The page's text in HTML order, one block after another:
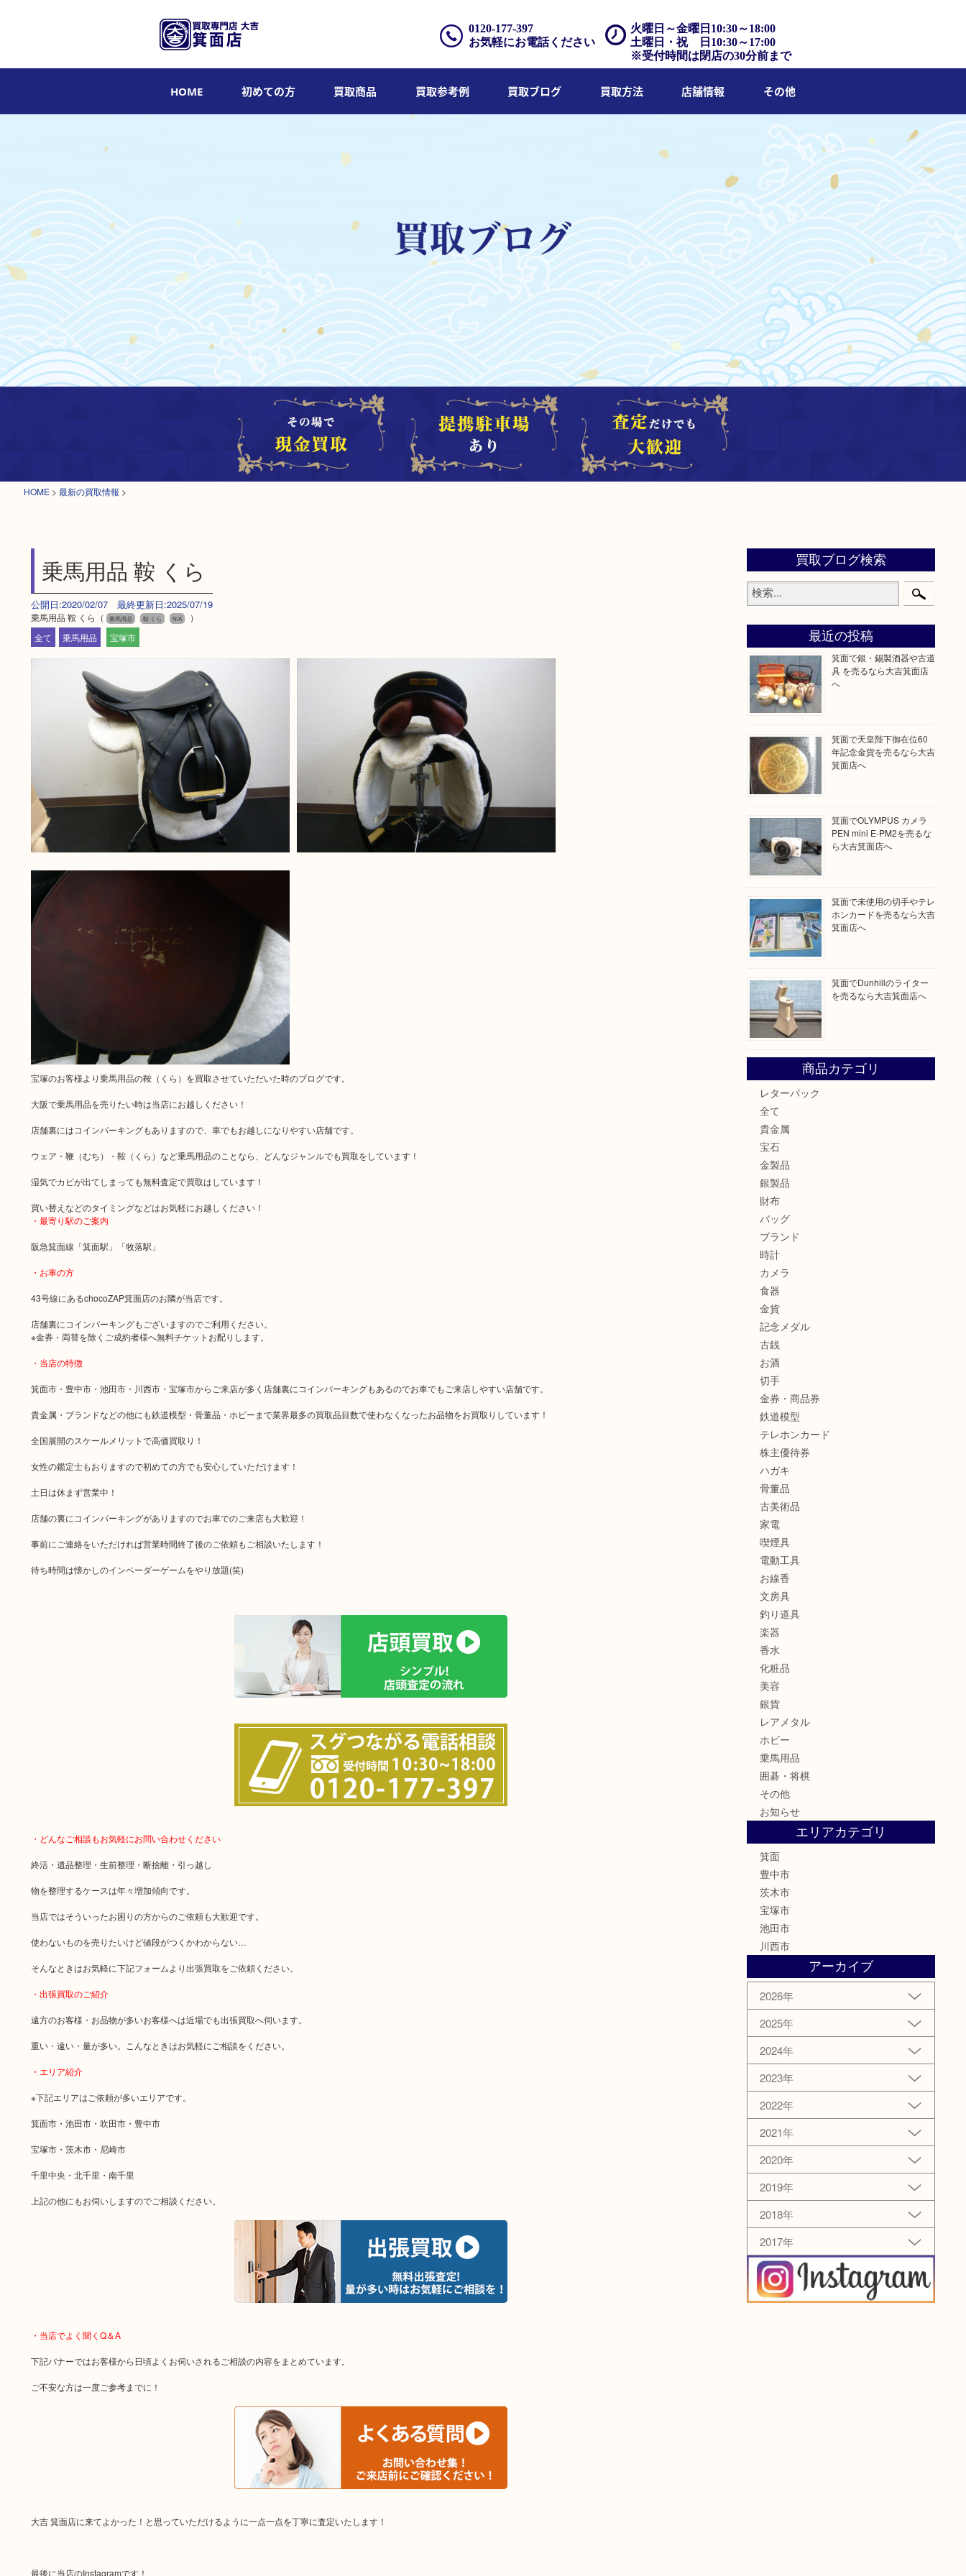
火曜日～金曜日10:30～18:00
土曜日・祝 日10:30～17:00
※受付時間は閉店の30分前まで
0120-177-397
お気軽にお電話ください
HOME 初めての方 買取商品 買取参考例 買取ブログ 買取方法 店舗情報 その他
HOME > 最新の買取情報 >
乗馬用品 鞍 くら
公開日:2020/02/07 最終更新日:2025/07/19
乗馬用品 鞍 くら（ 乗馬用品 鞍 くら N/A
）
全て
乗馬用品 宝塚市
宝塚のお客様より乗馬用品の鞍（くら）を買取させていただいた時のブログです。
大阪で乗馬用品を売りたい時は当店にお越しください！
店舗裏にはコインパーキングもありますので、車でもお越しになりやすい店舗です。
ウェア・鞭（むち）・鞍（くら）など乗馬用品のことなら、どんなジャンルでも買取をしています！
湿気でカビが出てしまっても無料査定で買取はしています！
買い替えなどのタイミングなどはお気軽にお越しください！
・最寄り駅のご案内
阪急箕面線「箕面駅」「牧落駅」
・お車の方
43号線にあるchocoZAP箕面店のお隣が当店です。
店舗裏にコインパーキングもございますのでご利用ください。
※金券・両替を除くご成約者様へ無料チケットお配りします。
・当店の特徴
箕面市・豊中市・池田市・川西市・宝塚市からご来店が多く店舗裏にコインパーキングもあるのでお車でもご来店しやすい店舗です。
貴金属・ブランドなどの他にも鉄道模型・骨董品・ホビーまで業界最多の買取品目数で使わなくなったお品物をお買取りしています！
全国展開のスケールメリットで高価買取り！
女性の鑑定士もおりますので初めての方でも安心していただけます！
土日は休まず営業中！
店舗の裏にコインパーキングがありますのでお車でのご来店も大歓迎！
事前にご連絡をいただければ営業時間終了後のご依頼もご相談いたします！
待ち時間は懐かしのインベーダーゲームをやり放題(笑)
・どんなご相談もお気軽にお問い合わせください
終活・遺品整理・生前整理・断捨離・引っ越し
物を整理するケースは年々増加傾向です。
当店ではそういったお困りの方からのご依頼も大歓迎です。
使わないものを売りたいけど値段がつくかわからない…
そんなときはお気軽に下記フォームより出張買取をご依頼ください。
・出張買取のご紹介
遠方のお客様・お品物が多いお客様へは近場でも出張買取へ伺います。
重い・遠い・量が多い。こんなときはお気軽にご相談をください。
・エリア紹介
※下記エリアはご依頼が多いエリアです。
箕面市・池田市・吹田市・豊中市
宝塚市・茨木市・尼崎市
千里中央・北千里・南千里
上記の他にもお伺いしますのでご相談ください。
・当店でよく聞くQ＆A
下記バナーではお客様から日頃よくお伺いされるご相談の内容をまとめています。
ご不安な方は一度ご参考までに！
大吉 箕面店に来てよかった！と思っていただけるように一点一点を丁寧に査定いたします！
最後に当店のInstagramです！
買取ブログ検索
最近の投稿
箕面で銀・錫製酒器や古道
具 を売るなら大吉箕面店
へ
箕面で天皇陛下御在位60
年記念金貨を売るなら大吉
箕面店へ
箕面でOLYMPUS カメラ
PEN mini E-PM2を売るな
ら大吉箕面店へ
箕面で未使用の切手やテレ
ホンカードを売るなら大吉
箕面店へ
箕面でDunhillのライター
を売るなら大吉箕面店へ
商品カテゴリ
レターパック
全て
貴金属
宝石
金製品
銀製品
財布
バッグ
ブランド
時計
カメラ
食器
金貨
記念メダル
古銭
お酒
切手
金券・商品券
鉄道模型
テレホンカード
株主優待券
ハガキ
骨董品
古美術品
家電
喫煙具
電動工具
お線香
文房具
釣り道具
楽器
香水
化粧品
美容
銀貨
レアメタル
ホビー
乗馬用品
囲碁・将棋
その他
お知らせ
エリアカテゴリ
箕面
豊中市
茨木市
宝塚市
池田市
川西市
アーカイブ
2026年
2025年
2024年
2023年
2022年
2021年
2020年
2019年
2018年
2017年